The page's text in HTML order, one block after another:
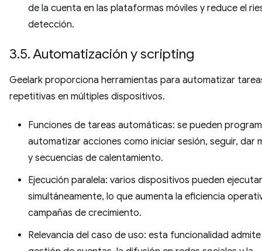
de la cuenta en las plataformas móviles y reduce el
detección.
3.5. Automatización y scripting
Geelark proporciona herramientas para automatizar
repetitivas en múltiples dispositivos.
Funciones de tareas automáticas: se pueden
automatizar acciones como iniciar sesión, seguir, dar
y secuencias de calentamiento.
Ejecución paralela: varios dispositivos pueden
simultáneamente, lo que aumenta la eficiencia
campañas de crecimiento.
Relevancia del caso de uso: esta funcionalidad